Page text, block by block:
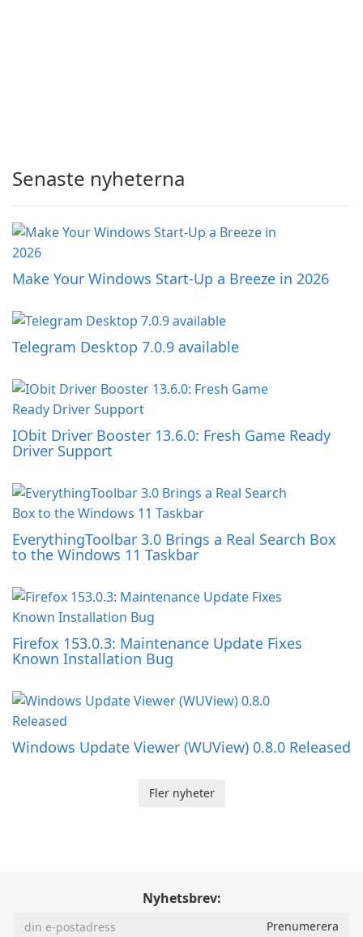
Senaste nyheterna
Make Your Windows Start-Up a Breeze in 2026
Telegram Desktop 7.0.9 available
IObit Driver Booster 13.6.0: Fresh Game Ready
Driver Support
EverythingToolbar 3.0 Brings a Real Search Box
to the Windows 11 Taskbar
Firefox 153.0.3: Maintenance Update Fixes
Known Installation Bug
Windows Update Viewer (WUView) 0.8.0 Released
Fler nyheter
Nyhetsbrev: